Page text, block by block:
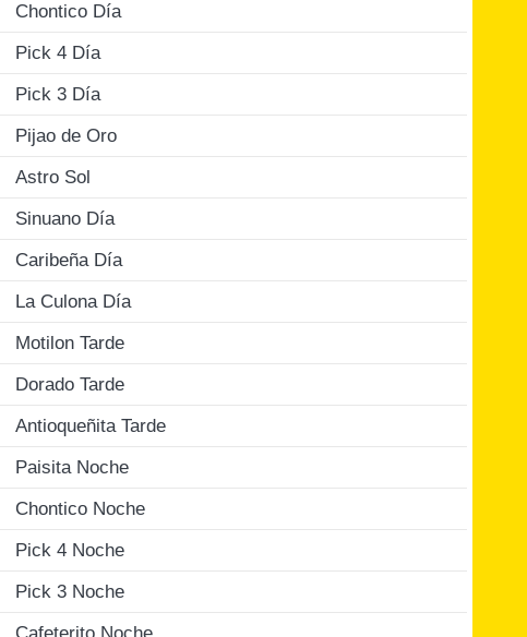
Chontico Día
Pick 4 Día
Pick 3 Día
Pijao de Oro
Astro Sol
Sinuano Día
Caribeña Día
La Culona Día
Motilon Tarde
Dorado Tarde
Antioqueñita Tarde
Paisita Noche
Chontico Noche
Pick 4 Noche
Pick 3 Noche